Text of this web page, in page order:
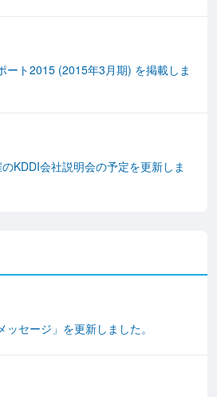
ート2015 (2015年3月期) を掲載しま
KDDI会社説明会の予定を更新しま
ッセージ」を更新しました。